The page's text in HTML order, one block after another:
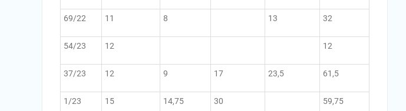
69/22 11 8 13 32
54/23 12 12
37/23 12 9 17 23,5 61,5
1/23 15 14,75 30 59,75